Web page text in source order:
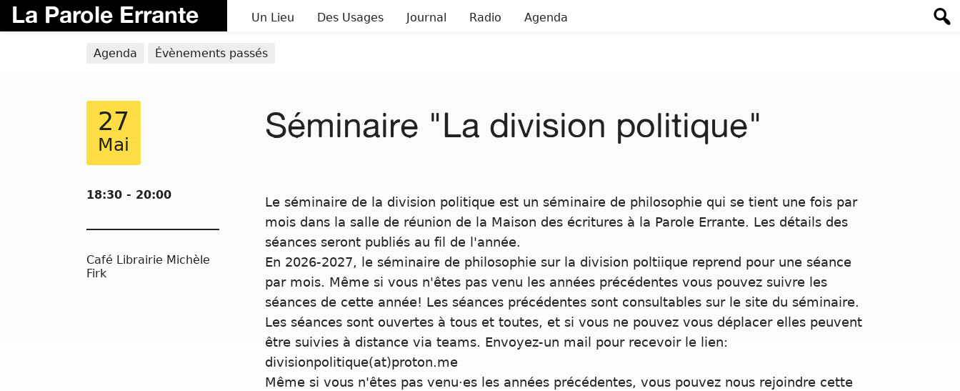
La Parole Errante Un Lieu Des Usages Journal Radio Agenda
Agenda Évènements passés
Séminaire "La division politique"
Le séminaire de la division politique est un séminaire de philosophie qui se tient une fois par
mois dans la salle de réunion de la Maison des écritures à la Parole Errante. Les détails des
séances seront publiés au fil de l'année.
En 2026-2027, le séminaire de philosophie sur la division poltiique reprend pour une séance
par mois. Même si vous n'êtes pas venu les années précédentes vous pouvez suivre les
séances de cette année! Les séances précédentes sont consultables sur le site du séminaire.
Les séances sont ouvertes à tous et toutes, et si vous ne pouvez vous déplacer elles peuvent
être suivies à distance via teams. Envoyez-un mail pour recevoir le lien:
divisionpolitique(at)proton.me
Même si vous n'êtes pas venu·es les années précédentes, vous pouvez nous rejoindre cette
27
Mai
18:30 - 20:00
Café Librairie Michèle
Firk